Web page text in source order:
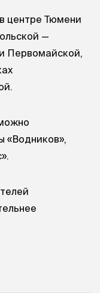
центре Тюмени
—
Первомайской,
«Водников»,